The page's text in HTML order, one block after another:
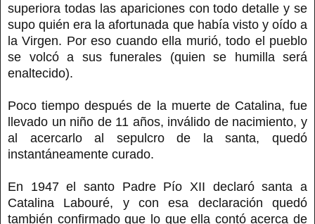
superiora todas las apariciones con todo detalle y se
supo quién era la afortunada que había visto y oído a
la Virgen. Por eso cuando ella murió, todo el pueblo
se volcó a sus funerales (quien se humilla será
enaltecido).
Poco tiempo después de la muerte de Catalina, fue
llevado un niño de 11 años, inválido de nacimiento, y
al acercarlo al sepulcro de la santa, quedó
instantáneamente curado.
En 1947 el santo Padre Pío XII declaró santa a
Catalina Labouré, y con esa declaración quedó
también confirmado que lo que ella contó acerca de